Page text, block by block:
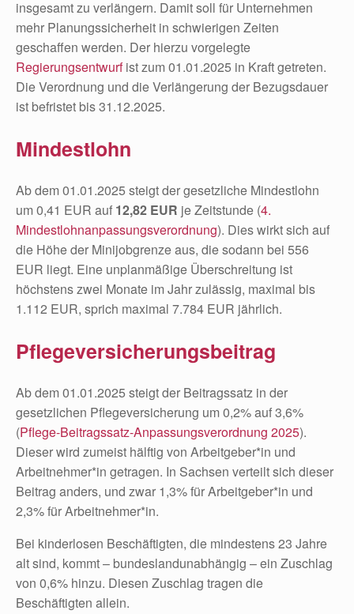
insgesamt zu verlängern. Damit soll für Unternehmen
mehr Planungssicherheit in schwierigen Zeiten
geschaffen werden. Der hierzu vorgelegte
Regierungsentwurfist zum 01.01.2025 in Kraft getreten.
Die Verordnung und die Verlängerung der Bezugsdauer
ist befristet bis 31.12.2025.
Mindestlohn
Ab dem 01.01.2025 steigt der gesetzliche Mindestlohn
um 0,41 EUR auf 12,82 EUR je Zeitstunde (4.
Mindestlohnanpassungsverordnung). Dies wirkt sich auf
die Höhe der Minijobgrenze aus, die sodann bei 556
EUR liegt. Eine unplanmäßige Überschreitung ist
höchstens zwei Monate im Jahr zulässig, maximal bis
1.112 EUR, sprich maximal 7.784 EUR jährlich.
Pflegeversicherungsbeitrag
Ab dem 01.01.2025 steigt der Beitragssatz in der
gesetzlichen Pflegeversicherung um 0,2% auf 3,6%
(Pflege-Beitragssatz-Anpassungsverordnung 2025).
Dieser wird zumeist hälftig von Arbeitgeber*in und
Arbeitnehmer*in getragen. In Sachsen verteilt sich dieser
Beitrag anders, und zwar 1,3% für Arbeitgeber*in und
2,3% für Arbeitnehmer*in.
Bei kinderlosen Beschäftigten, die mindestens 23 Jahre
alt sind, kommt – bundeslandunabhängig – ein Zuschlag
von 0,6% hinzu. Diesen Zuschlag tragen die
Beschäftigten allein.